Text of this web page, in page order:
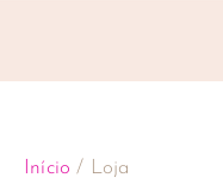
Início / Loja